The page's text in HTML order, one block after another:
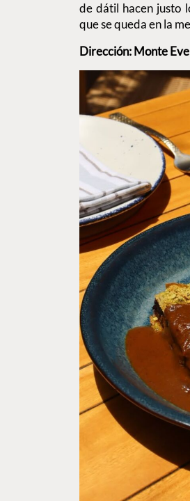
de dátil hacen justo
que se queda en la
Dirección: Monte